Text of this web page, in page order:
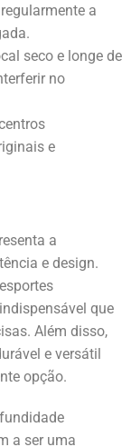
a
seco e longe de
no
e
a
e design.
que
Além disso,
e versátil
opção.
a ser uma